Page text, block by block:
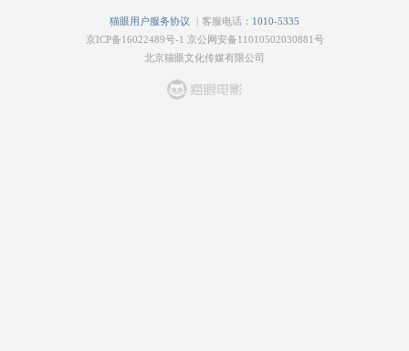
猫眼用户服务协议 | 客服电话： 1010-5335
京ICP备16022489号-1
京公网安备11010502030881号
北京猫眼文化传媒有限公司